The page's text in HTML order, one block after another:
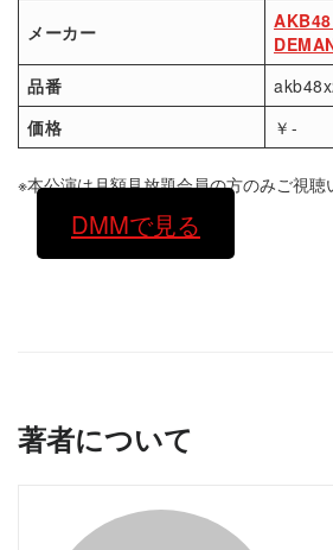
メーカー
品番
価格
￥-
※本公演は月額見放題会員の方のみご視聴
DMMで見る
著者について